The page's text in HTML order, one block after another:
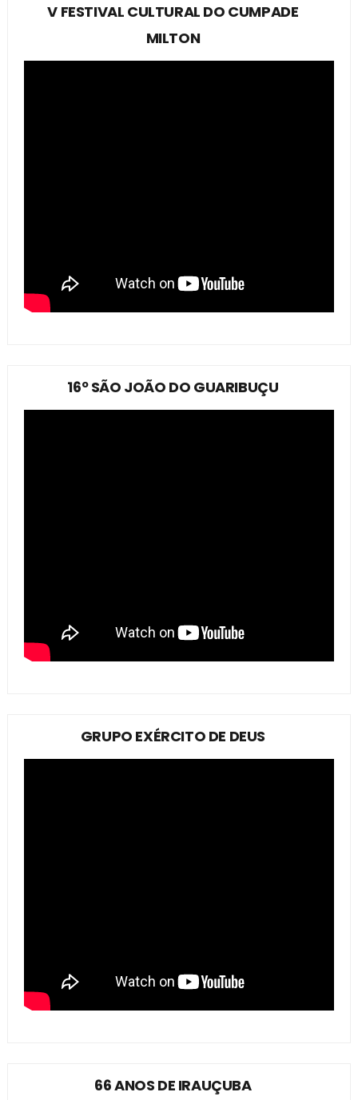
V FESTIVAL CULTURAL DO CUMPADE
MILTON
16º SÃO JOÃO DO GUARIBUÇU
GRUPO EXÉRCITO DE DEUS
66 ANOS DE IRAUÇUBA